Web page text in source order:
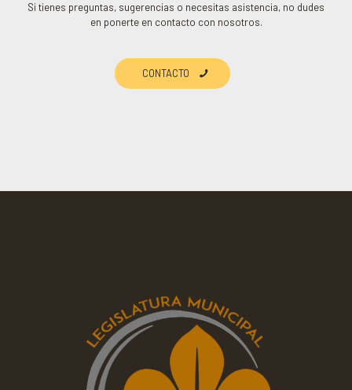
Si tienes preguntas, sugerencias o necesitas asistencia, no dudes
en ponerte en contacto con nosotros.
CONTACTO